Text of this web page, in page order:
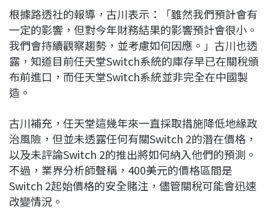
根據路透社的報導，古川表示：「雖然我們預計會有
一定的影響，但對今年財務結果的影響預計會很小。
我們會持續觀察趨勢，並考慮如何因應。」古川也透
露，知道目前任天堂Switch系統的庫存早已在關稅頒
布前進口，而任天堂Switch系統並非完全在中國製
造。
古川補充，任天堂這幾年來一直採取措施降低地緣政
治風險，但並未透露任何有關Switch 2的潛在價格，
以及未評論Switch 2的推出將如何納入他們的預測。
不過，業界分析師聲稱，400美元的價格區間是
Switch 2起始價格的安全賭注，儘管關稅可能會迅速
改變情況。